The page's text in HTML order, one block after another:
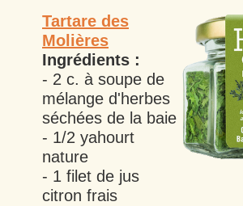
Tartare des
Molières
Ingrédients :
- 2 c. à soupe de
mélange d'herbes
séchées de la baie
- 1/2 yahourt
nature
- 1 filet de jus
citron frais